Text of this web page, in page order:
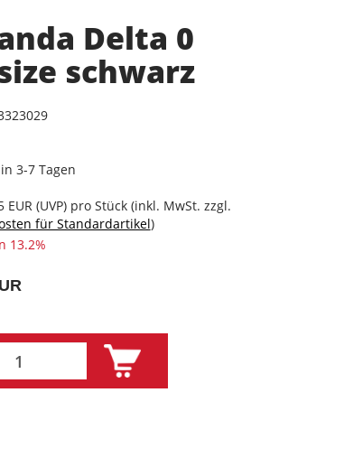
Delta 0
schwarz
3-7 Tagen
EUR(UVP) pro Stück (inkl. MwSt. zzgl.
für Standardartikel)
13.2%